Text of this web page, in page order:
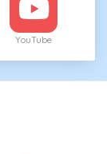
YouTube